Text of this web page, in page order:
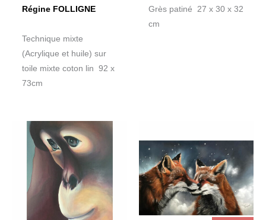
Régine FOLLIGNE
Technique mixte
(Acrylique et huile) sur
toile mixte coton lin 92 x
73cm
Grès patiné 27 x 30 x 32
cm